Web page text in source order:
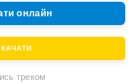
онлайн
треком